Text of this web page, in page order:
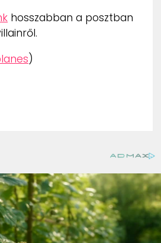
hosszabban a posztban
)